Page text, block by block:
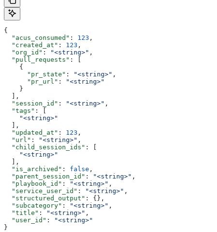
{
  "acus_consumed"
: 123 ,
  "created_at"
: 123 ,
  "org_id"
: "<string>" ,
  "pull_requests"
: [
    {
      "pr_state"
: "<string>" ,
      "pr_url"
:
"<string>"
    }
  ],
  "session_id"
: "<string>" ,
  "tags"
: [
    "<string>"
  ],
  "updated_at"
: 123 ,
  "url"
: "<string>" ,
  "child_session_ids"
: [
    "<string>"
  ],
  "is_archived"
: false ,
  "parent_session_id"
: "<string>" ,
  "playbook_id"
: "<string>" ,
  "service_user_id"
: "<string>" ,
  "structured_output"
: {},
  "subcategory"
: "<string>" ,
  "title"
: "<string>" ,
  "user_id"
:
"<string>"
}